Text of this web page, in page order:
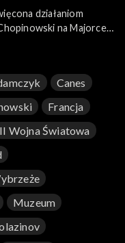
działaniom
na Majorce.
Na koniec
Canes
Francja
II Wojna Światowa
Muzeum